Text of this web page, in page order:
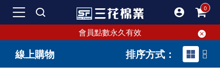
會員點數永久有效
線上購物 排序方式：